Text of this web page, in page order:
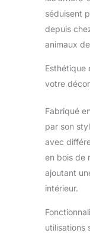
séduisent
depuis
animaux
Esthétique
votre
Fabriqué
par son
avec
en bois de
ajoutant
intérieur.
utilisations